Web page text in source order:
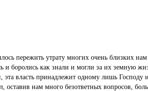
пережить утрату многих очень близких
боролись как знали и могли за их земную
власть принадлежит одному лишь Господу
оставив нам много безответных вопросов,